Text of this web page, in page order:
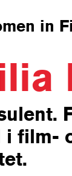
in
i film-